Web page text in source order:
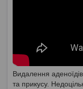
Видалення
та прикусу.